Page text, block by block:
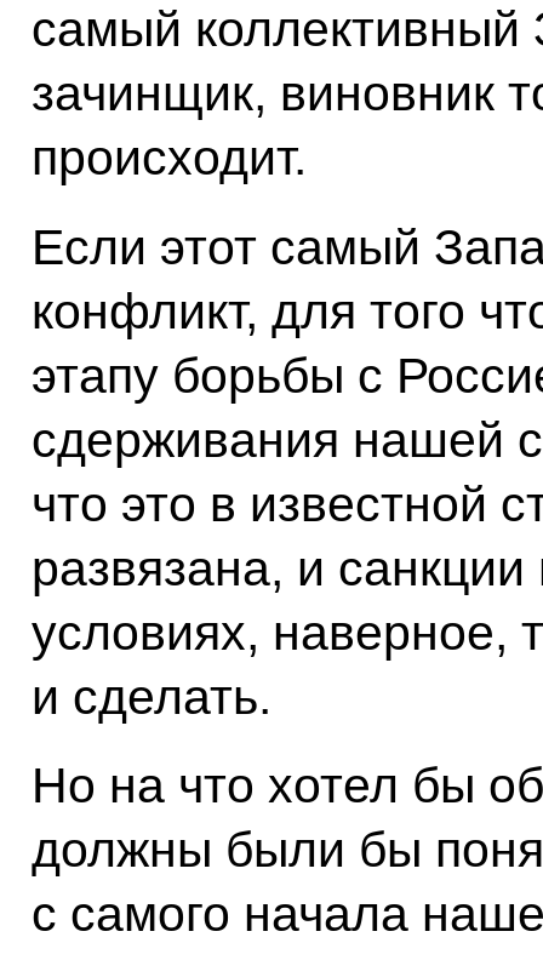
самый коллективный
зачинщик, виновник
происходит.
Если этот самый
конфликт, для того
этапу борьбы с
сдерживания нашей
что это в известной
развязана, и
условиях, наверное,
и сделать.
Но на что хотел бы
должны были бы
с самого начала